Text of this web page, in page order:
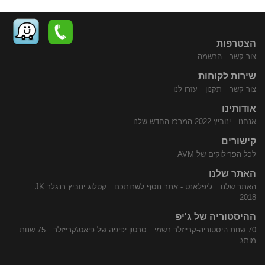
הצטרפות
צור קשר הרשמה
שירות לקוחות
צור קשר תקנון עזרו לנו
אודותינו
אנחנו ינוביץ 2022 המרכז החדש שלנו
קישורים
לכל הפרילוקים של AVM
האתר שלנו
האתר שלנו ג'יפלאנט - אתר נוסף לשרותכם
קטלוג ינוביץ רנגלר JK
2018
ההיסטוריה של ג'יפ
70 שנות היסטוריה-קרייזלר רשמי סרטון יפיפה של פיאט\קרייזלר
75 שנות
מותג